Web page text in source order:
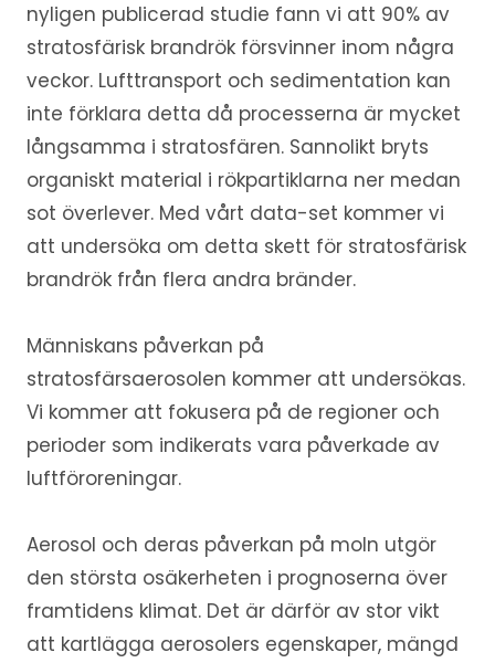
nyligen publicerad studie fann vi att 90% av
stratosfärisk brandrök försvinner inom några
veckor. Lufttransport och sedimentation kan
inte förklara detta då processerna är mycket
långsamma i stratosfären. Sannolikt bryts
organiskt material i rökpartiklarna ner medan
sot överlever. Med vårt data-set kommer vi
att undersöka om detta skett för stratosfärisk
brandrök från flera andra bränder.
Människans påverkan på
stratosfärsaerosolen kommer att undersökas.
Vi kommer att fokusera på de regioner och
perioder som indikerats vara påverkade av
luftföroreningar.
Aerosol och deras påverkan på moln utgör
den största osäkerheten i prognoserna över
framtidens klimat. Det är därför av stor vikt
att kartlägga aerosolers egenskaper, mängd